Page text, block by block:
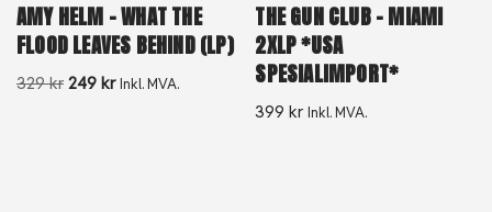
AMY HELM – WHAT THE
FLOOD LEAVES BEHIND (LP)
329kr 249 kr Inkl. MVA.
THE GUN CLUB – MIAMI
2XLP *USA
SPESIALIMPORT*
399kr Inkl. MVA.